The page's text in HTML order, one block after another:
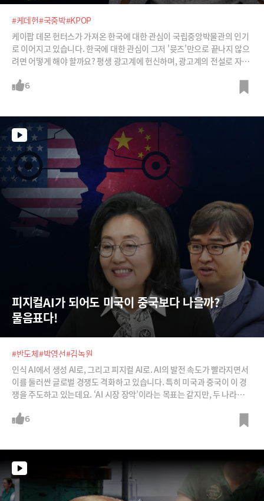
#케데헌#국중박#KPOP
케이팝 데몬 헌터스가 가져온 한국에 대한 관심이 국립중앙박물관의 인기
로 이어지고 있습니다. 한국에 대한 관심이 그저 '뮷즈'만으로 끝나지 않으
려면 어떻게 해야 할까요? 평생 광고계에 헌신하며, 광고계의 전설로 자리
와 깊이를 수용자 중심으로 잘 전달해야 한다구요.
6
피지컬AI가 되어도 미국이 중국보다 나을까?
물음표다!
#반도체#박영선#김녹원
인식 AI에서 생성 AI로, 그리고 피지컬 AI로. AI의 발전 속도가 빨라지면서
이를 둘러싼 글로벌 경쟁도 격화하고 있습니다. 특히 미국과 중국이 이 경
쟁을 주도하고 있는데요. ‘AI 시장 장악’이라는 목표는 같지만, 두 나라의
내낼 수 없는 속도로 추격하고 있는데요. 두 나라의 전략을 살펴보고 한국
6